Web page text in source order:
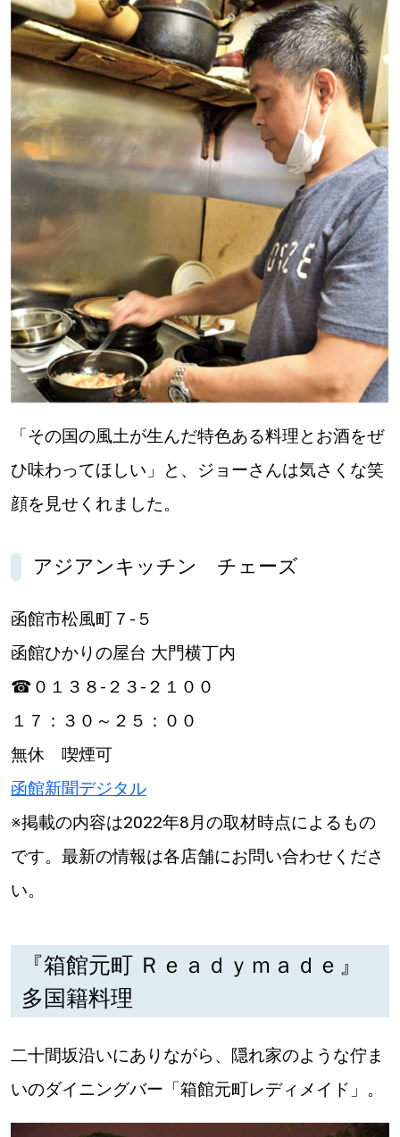
「その国の風土が生んだ特色ある料理とお酒をぜ
ひ味わってほしい」と、ジョーさんは気さくな笑
顔を見せくれました。
アジアンキッチン チェーズ
函館市松風町７‐５
函館ひかりの屋台 大門横丁内
☎０１３８‐２３‐２１００
１７：３０～２５：００
無休 喫煙可
函館新聞デジタル
※掲載の内容は2022年8月の取材時点によるもの
です。最新の情報は各店舗にお問い合わせくださ
い。
『箱館元町 Ｒｅａｄｙｍａｄｅ』
多国籍料理
二十間坂沿いにありながら、隠れ家のような佇ま
いのダイニングバー「箱館元町レディメイド」。